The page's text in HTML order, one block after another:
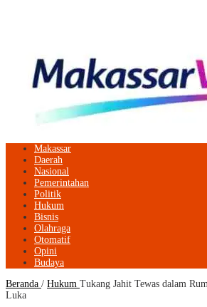
Makassar
Daerah
Nasional
Pemerintahan
Politik
Hukum
Bisnis
Olahraga
Otomatif
Opini
Budaya
Beranda / Hukum Tukang Jahit Tewas dalam
Luka